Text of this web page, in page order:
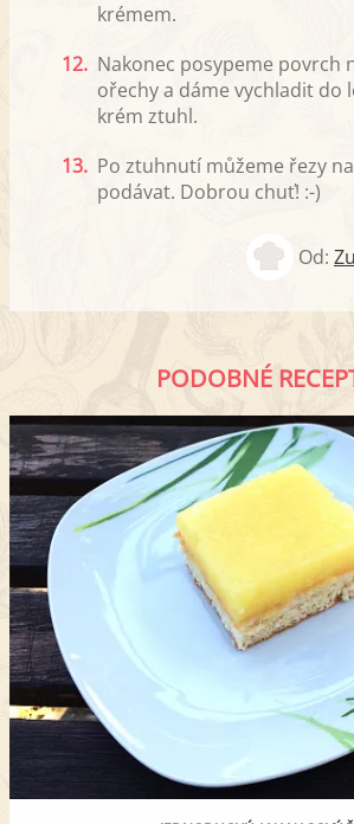
krémem.
12. Nakonec posypeme povrch
ořechy a dáme vychladit do
krém ztuhl.
13. Po ztuhnutí můžeme řezy
podávat. Dobrou chuť! :-)
Od:
PODOBNÉ